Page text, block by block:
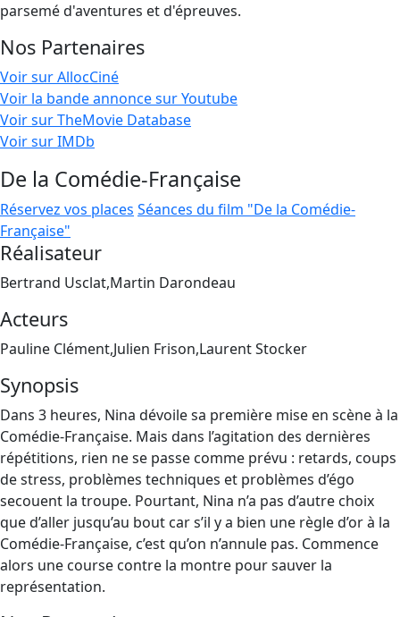
parsemé d'aventures et d'épreuves.
Nos Partenaires
Voir sur AllocCiné
Voir la bande annonce sur Youtube
Voir sur TheMovie Database
Voir sur IMDb
De la Comédie-Française
Réservez vos places Séances du film "De la Comédie-
Française"
Réalisateur
Bertrand Usclat,Martin Darondeau
Acteurs
Pauline Clément,Julien Frison,Laurent Stocker
Synopsis
Dans 3 heures, Nina dévoile sa première mise en scène à la
Comédie-Française. Mais dans l’agitation des dernières
répétitions, rien ne se passe comme prévu : retards, coups
de stress, problèmes techniques et problèmes d’égo
secouent la troupe. Pourtant, Nina n’a pas d’autre choix
que d’aller jusqu’au bout car s’il y a bien une règle d’or à la
Comédie-Française, c’est qu’on n’annule pas. Commence
alors une course contre la montre pour sauver la
représentation.